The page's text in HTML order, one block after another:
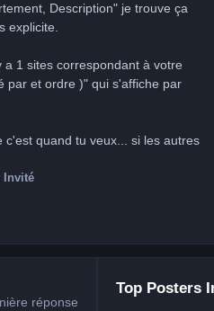
Description" je trouve ça
explicite.
1 sites correspondant à votre
par et ordre )" qui s'affiche par
quand tu veux... si les autres
réponse
Top Posters